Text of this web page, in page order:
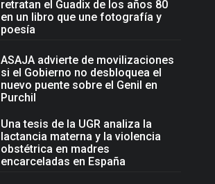
retratan el Guadix de los años 80
en un libro que une fotografía y
poesía
ASAJA advierte de movilizaciones
si el Gobierno no desbloquea el
nuevo puente sobre el Genil en
Purchil
Una tesis de la UGR analiza la
lactancia materna y la violencia
obstétrica en madres
encarceladas en España